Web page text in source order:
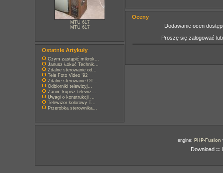
MTU 617
MTU 617
Ostatnie Artykuły
Czym zastąpić mikrok...
Janusz Łokuć Technik...
Zdalne sterowanie od...
Tele Foto Video '92
Zdalne sterowanie OT...
Odbiorniki telewizyj...
Zanim kupisz telewiz...
Uwagi o konstrukcji ...
Telewizor kolorowy T...
Przeróbka sterownika...
Oceny
Dodawanie ocen
Proszę się zalogować
engine: PHP-Fusion
Download ::